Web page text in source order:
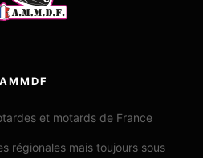
AMMDF
et motards de France
régionales mais toujours sous